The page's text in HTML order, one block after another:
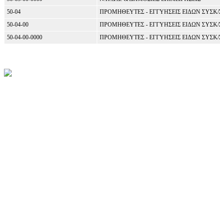
50-04
ΠΡΟΜΗΘΕΥΤΕΣ - ΕΓΓΥΗΣΕΙΣ ΕΙΔΩΝ ΣΥΣΚ/
50-04-00
ΠΡΟΜΗΘΕΥΤΕΣ - ΕΓΓΥΗΣΕΙΣ ΕΙΔΩΝ ΣΥΣΚ/
50-04-00-0000
ΠΡΟΜΗΘΕΥΤΕΣ - ΕΓΓΥΗΣΕΙΣ ΕΙΔΩΝ ΣΥΣΚ/